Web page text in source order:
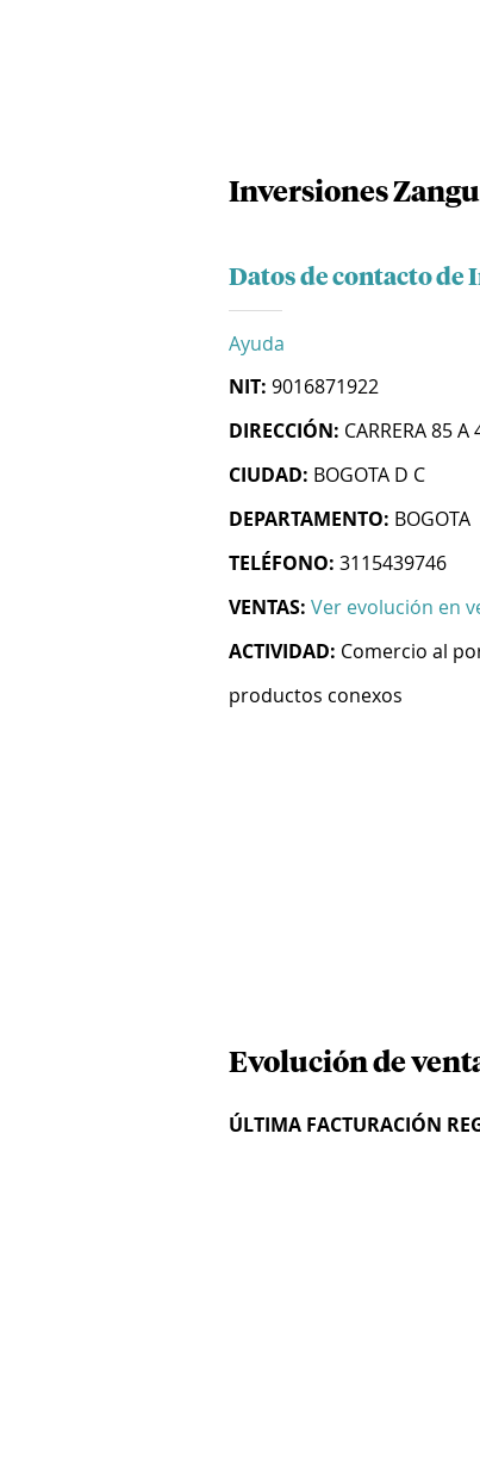
Inversiones
Datos de contacto de
Ayuda
NIT: 9016871922
DIRECCIÓN: CARRERA 85
CIUDAD: BOGOTA D C
DEPARTAMENTO: BOGOTA
TELÉFONO: 3115439746
VENTAS: Ver evolución en
ACTIVIDAD: Comercio al
productos conexos
Evolución de
ÚLTIMA FACTURACIÓN